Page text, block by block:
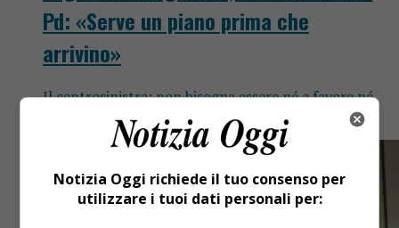
Pd: «Serve un piano prima che
arrivino»
Il centrosinistra: non bisogna essere né a favore né
contro, bisogna essere giusti.
Notizia Oggi richiede il tuo consenso per
utilizzare i tuoi dati personali per: